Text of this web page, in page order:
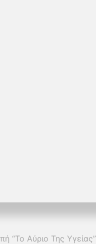
“Το Αύριο Της Υγείας”